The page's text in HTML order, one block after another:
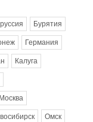
Бурятия
Германия
Калуга
Москва
Омск